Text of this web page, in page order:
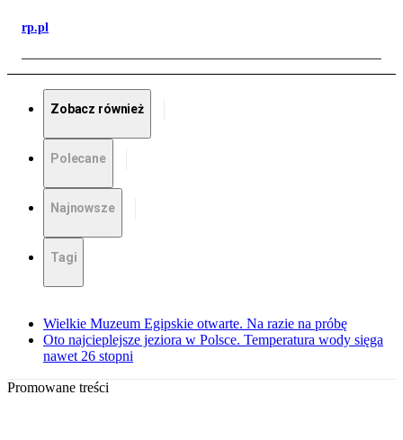
rp.pl
Zobacz również
Polecane
Najnowsze
Tagi
Wielkie Muzeum Egipskie otwarte. Na razie na próbę
Oto najcieplejsze jeziora w Polsce. Temperatura wody sięga
nawet 26 stopni
Promowane treści